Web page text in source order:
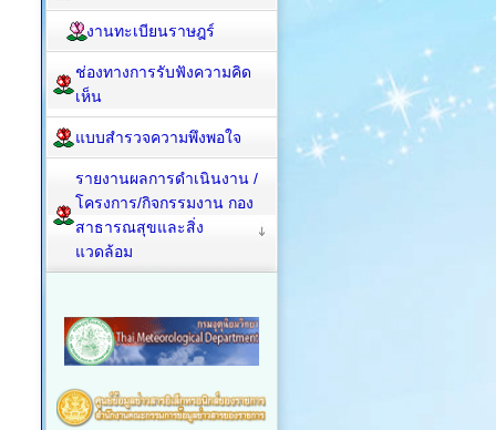
งานทะเบียนราษฎร์
ช่องทางการรับฟังความคิด
เห็น
แบบสำรวจความพึงพอใจ
รายงานผลการดำเนินงาน /
โครงการ/กิจกรรมงาน กอง
สาธารณสุขและสิ่ง
แวดล้อม